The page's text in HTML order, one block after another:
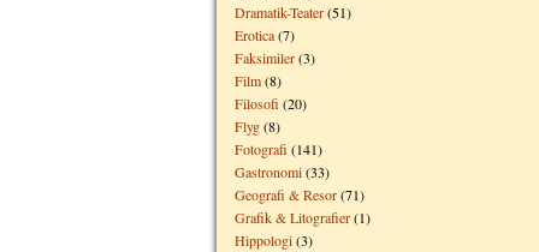
Dramatik-Teater(51)
Erotica(7)
Faksimiler(3)
Film(8)
Filosofi (20)
Flyg(8)
Fotografi (141)
Gastronomi(33)
Geografi & Resor(71)
Grafik & Litografier(1)
Hippologi(3)